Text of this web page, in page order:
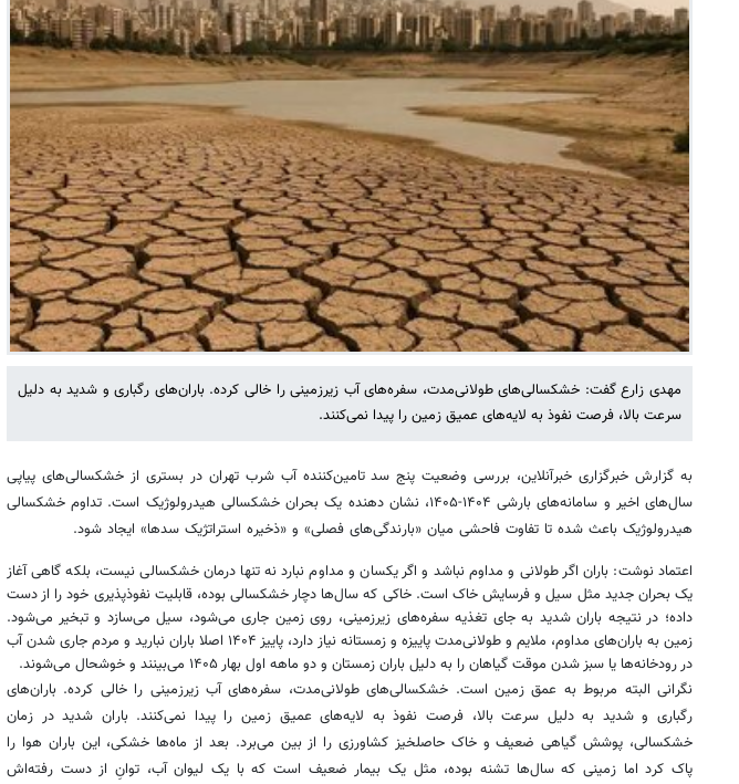
مهدی زارع گفت: خشکسالی‌های طولانی‌مدت، سفره‌های آب زیرزمینی را خالی کرده. باران‌های رگباری و شدید به دلیل
سرعت بالا، فرصت نفوذ به لایه‌های عمیق زمین را پیدا نمی‌کنند.
به گزارش خبرگزاری خبرآنلاین، بررسی وضعیت پنج سد تامین‌کننده آب شرب تهران در بستری از خشکسالی‌های پیاپی
سال‌های اخیر و سامانه‌های بارشی ۱۴۰۴-۱۴۰۵، نشان دهنده یک بحران خشکسالی هیدرولوژیک است. تداوم خشکسالی
هیدرولوژیک باعث شده تا تفاوت فاحشی میان «بارندگی‌های فصلی» و «ذخیره استراتژیک سدها» ایجاد شود.
اعتماد نوشت: باران اگر طولانی و مداوم نباشد و اگر یکسان و مداوم نبارد نه تنها درمان خشکسالی نیست، بلکه گاهی آغاز
یک بحران جدید مثل سیل و فرسایش خاک است. خاکی که سال‌ها دچار خشکسالی بوده، قابلیت نفوذپذیری خود را از دست
داده؛ در نتیجه باران شدید به جای تغذیه سفره‌های زیرزمینی، روی زمین جاری می‌شود، سیل می‌سازد و تبخیر می‌شود.
زمین به باران‌های مداوم، ملایم و طولانی‌مدت پاییزه و زمستانه نیاز دارد، پاییز ۱۴۰۴ اصلا باران نبارید و مردم جاری شدن آب
در رودخانه‌ها یا سبز شدن موقت گیاهان را به دلیل باران زمستان و دو ماهه اول بهار ۱۴۰۵ می‌بینند و خوشحال می‌شوند.
نگرانی البته مربوط به عمق زمین است. خشکسالی‌های طولانی‌مدت، سفره‌های آب زیرزمینی را خالی کرده. باران‌های
رگباری و شدید به دلیل سرعت بالا، فرصت نفوذ به لایه‌های عمیق زمین را پیدا نمی‌کنند. باران شدید در زمان
خشکسالی، پوشش گیاهی ضعیف و خاک حاصلخیز کشاورزی را از بین می‌برد. بعد از ماه‌ها خشکی، این باران هوا را
پاک کرد اما زمینی که سال‌ها تشنه بوده، مثل یک بیمار ضعیف است که با یک لیوان آب، توانِ از دست رفته‌اش